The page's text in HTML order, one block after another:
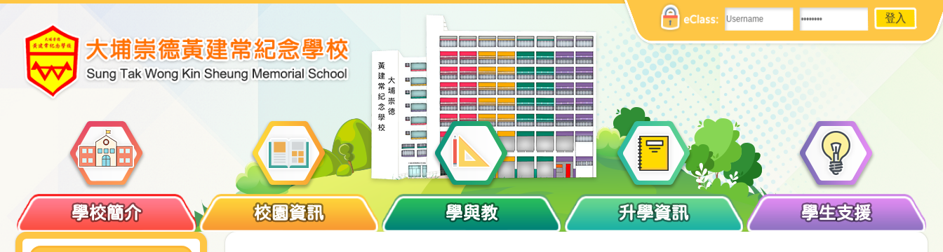
eClass:
學校簡介 校園資訊 學與教 升學資訊 學生支援